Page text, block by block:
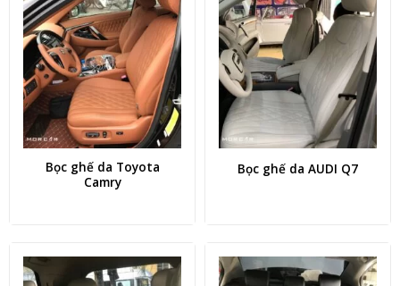
Bọc ghế da Toyota
Camry
Bọc ghế da AUDI Q7